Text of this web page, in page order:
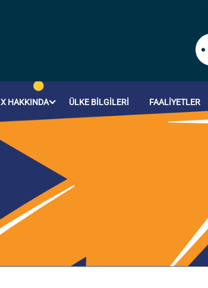
HAKKINDA ÜLKE BILGILERI FAALIYETLER